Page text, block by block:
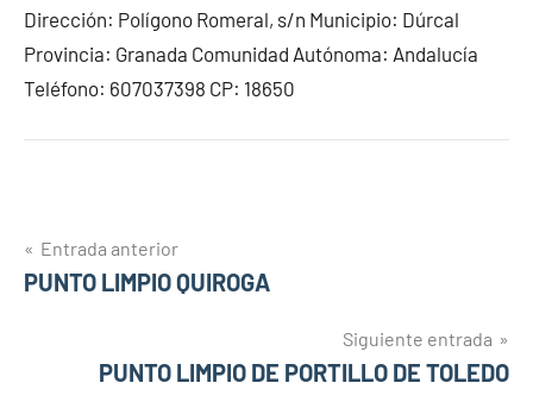
Dirección: Polígono Romeral, s/n Municipio: Dúrcal
Provincia: Granada Comunidad Autónoma: Andalucía
Teléfono: 607037398 CP: 18650
Navegación
de
Entrada anterior
PUNTO LIMPIO QUIROGA
Siguiente entrada
PUNTO LIMPIO DE PORTILLO DE TOLEDO